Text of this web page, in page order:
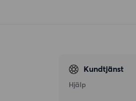
Kundtjänst
Hjälp